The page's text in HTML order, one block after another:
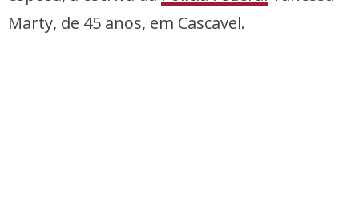
Marty, de 45 anos, em Cascavel.